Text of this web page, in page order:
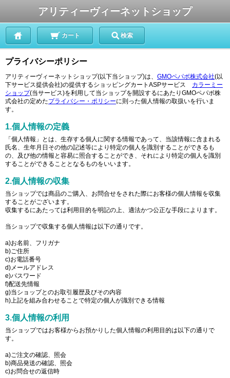
アリティーヴィーネットショップ
カート 検索
プライバシーポリシー
アリティーヴィーネットショップ(以下当ショップ)は、 GMOペパボ株式会社(以
下サービス提供会社)の提供するショッピングカートASPサービス カラーミー
ショップ(当サービス)を利用して当ショップを開設するにあたりGMOペパボ株
式会社の定めたプライバシー・ポリシーに則った個人情報の取扱いを行いま
す。
1.個人情報の定義
「個人情報」とは、生存する個人に関する情報であって、当該情報に含まれる
氏名、生年月日その他の記述等により特定の個人を識別することができるも
の、及び他の情報と容易に照合することができ、それにより特定の個人を識別
することができることとなるものをいいます。
2.個人情報の収集
当ショップでは商品のご購入、お問合せをされた際にお客様の個人情報を収集
することがございます。
収集するにあたっては利用目的を明記の上、適法かつ公正な手段によります。
当ショップで収集する個人情報は以下の通りです。
a)お名前、フリガナ
b)ご住所
c)お電話番号
d)メールアドレス
e)パスワード
f)配送先情報
g)当ショップとのお取引履歴及びその内容
h)上記を組み合わせることで特定の個人が識別できる情報
3.個人情報の利用
当ショップではお客様からお預かりした個人情報の利用目的は以下の通りで
す。
a)ご注文の確認、照会
b)商品発送の確認、照会
c)お問合せの返信時